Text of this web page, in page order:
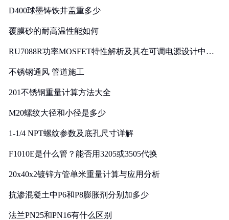
D400球墨铸铁井盖重多少
覆膜砂的耐高温性能如何
RU7088R功率MOSFET特性解析及其在可调电源设计中的
不锈钢通风 管道施工
201不锈钢重量计算方法大全
M20螺纹大径和小径是多少
1-1/4 NPT螺纹参数及底孔尺寸详解
F1010E是什么管？能否用3205或3505代换
20x40x2镀锌方管单米重量计算与应用分析
抗渗混凝土中P6和P8膨胀剂分别加多少
法兰PN25和PN16有什么区别